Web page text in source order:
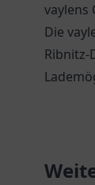
vaylens
Die